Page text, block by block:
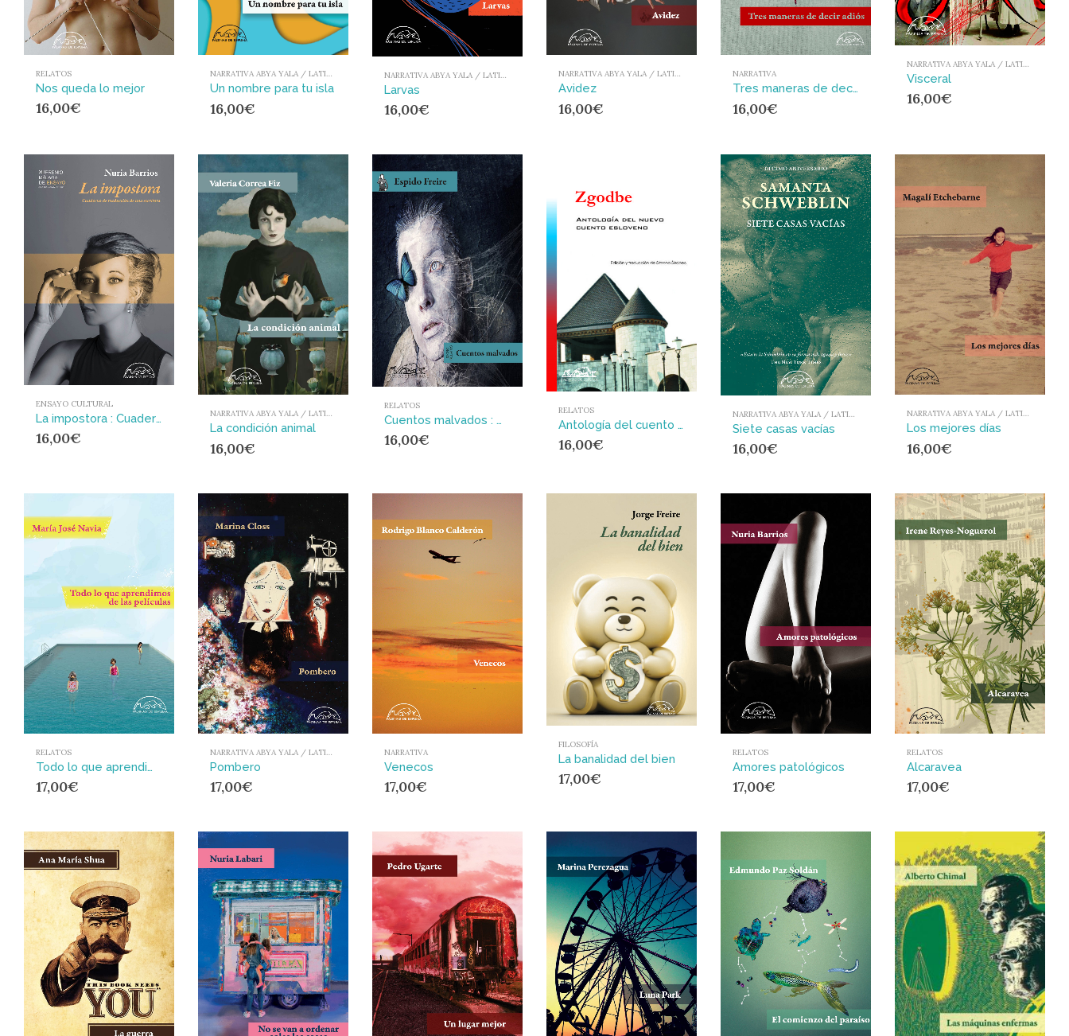
RELATOS
Nos queda lo mejor
16,00€
NARRATIVA ABYA YALA / LATIONAMÉRICA Y EL CARIBE
Un nombre para tu isla
16,00€
NARRATIVA ABYA YALA / LATIONAMÉRICA Y EL CARIBE
Larvas
16,00€
NARRATIVA ABYA YALA / LATIONAMÉRICA Y EL CARIBE
Avidez
16,00€
NARRATIVA
Tres maneras de decir adiós
16,00€
NARRATIVA ABYA YALA / LATIONAMÉRICA Y EL CARIBE
Visceral
16,00€
ENSAYO CULTURAL
La impostora : Cuaderno de traducción de una escritora
16,00€
NARRATIVA ABYA YALA / LATIONAMÉRICA Y EL CARIBE
La condición animal
16,00€
RELATOS
Cuentos malvados : MICRORELATOS
16,00€
RELATOS
Antología del cuento esloveno
16,00€
NARRATIVA ABYA YALA / LATIONAMÉRICA Y EL CARIBE
Siete casas vacías
16,00€
NARRATIVA ABYA YALA / LATIONAMÉRICA Y EL CARIBE
Los mejores días
16,00€
RELATOS
Todo lo que aprendimos de las películas
17,00€
NARRATIVA ABYA YALA / LATIONAMÉRICA Y EL CARIBE
Pombero
17,00€
NARRATIVA
Venecos
17,00€
FILOSOFÍA
La banalidad del bien
17,00€
RELATOS
Amores patológicos
17,00€
RELATOS
Alcaravea
17,00€